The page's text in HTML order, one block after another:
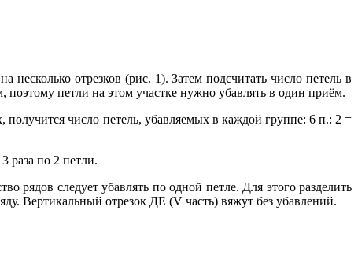
отрезков (рис. 1). Затем подсчитать число петель в
поэтому петли на этом участке нужно убавлять в один приём.
число петель, убавляемых в каждой группе: 6 п.: 2 =
раза по 2 петли.
рядов следует убавлять по одной петле. Для этого разделить
Вертикальный отрезок ДЕ (V часть) вяжут без убавлений.